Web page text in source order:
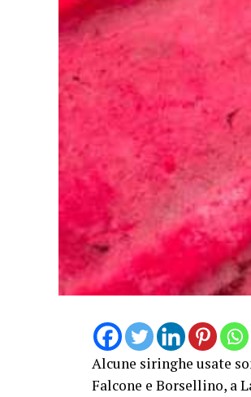
Alcune siringhe usate
Falcone e Borsellino, a